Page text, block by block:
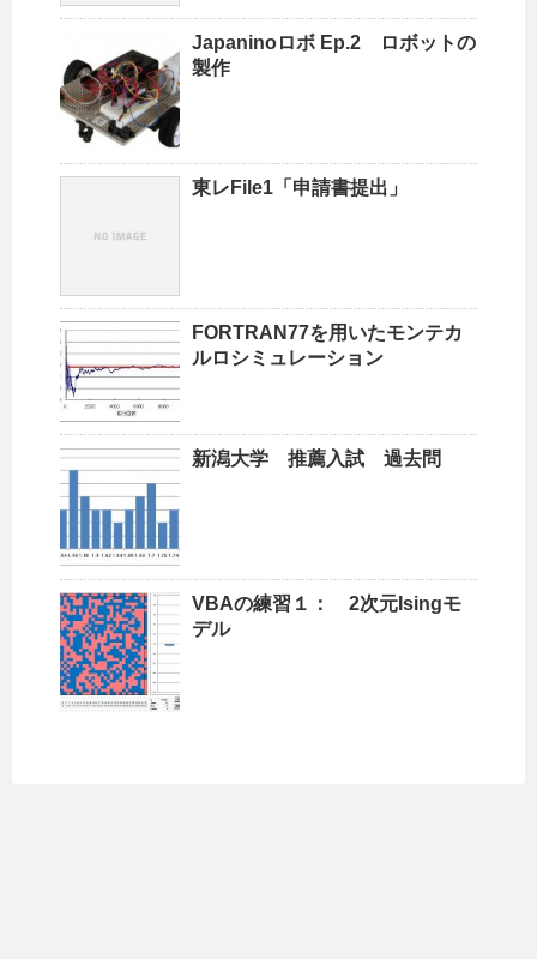
Japaninoロボ Ep.2 ロボットの
製作
東レFile1「申請書提出」
FORTRAN77を用いたモンテカ
ルロシミュレーション
新潟大学 推薦入試 過去問
VBAの練習１： 2次元Isingモ
デル